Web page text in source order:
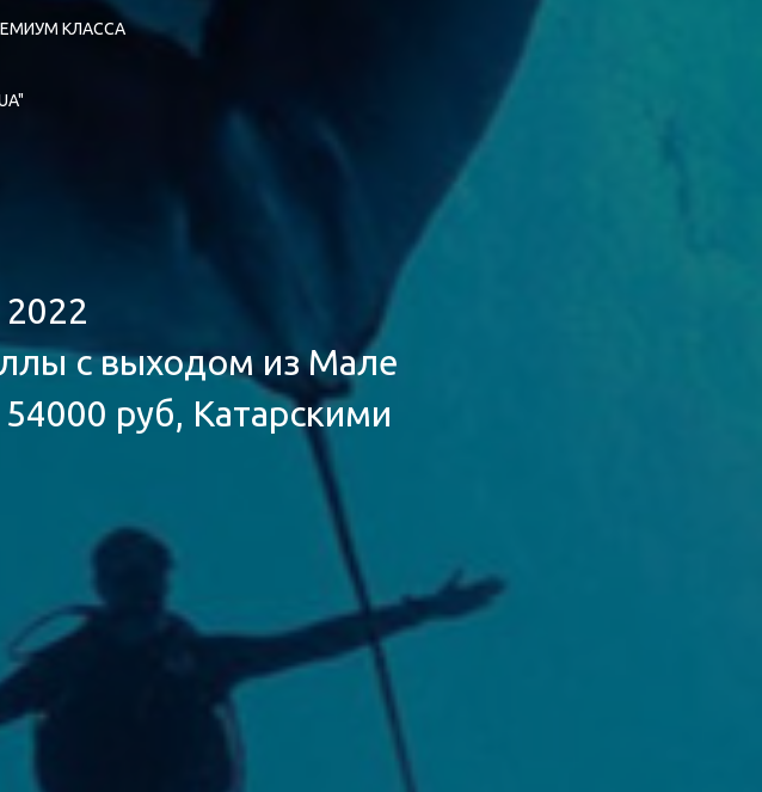
КЛАССА
с выходом из Мале
руб, Катарскими